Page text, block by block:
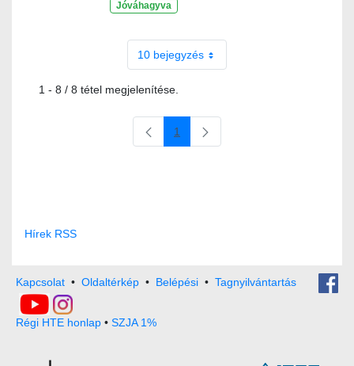
Jóváhagyva
10 bejegyzés
1 - 8 / 8 tétel megjelenítése.
Oldal
1
Hírek RSS
Kapcsolat • Oldaltérkép • Belépési • Tagnyilvántartás
Régi HTE honlap • SZJA 1%